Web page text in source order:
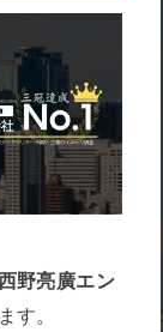
西野亮廣エン
す。